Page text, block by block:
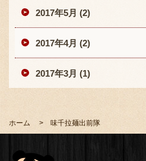
2017年5月 (2)
2017年4月 (2)
2017年3月 (1)
ホーム 味千拉麺出前隊